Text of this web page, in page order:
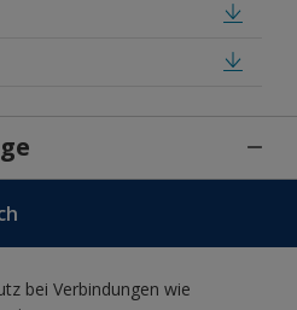
bei Verbindungen wie